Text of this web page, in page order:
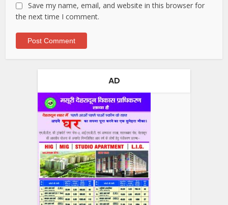
Save my name, email, and website in this browser for
the next time I comment.
AD